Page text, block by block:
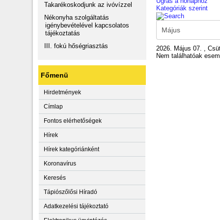
Takarékoskodjunk az ivóvízzel
Nékonyha szolgáltatás
igénybevételével kapcsolatos
tájékoztatás
III. fokú hőségriasztás
Főmenü
Hirdetmények
Címlap
Fontos elérhetőségek
Hírek
Hírek kategóriánként
Koronavírus
Keresés
Tápiószőlősi Híradó
Adatkezelési tájékoztató
Kategóriák szerint
2026. Május 07. ,
Nem találhatóak